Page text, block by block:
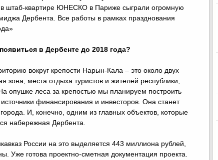
в штаб-квартире ЮНЕСКО в Париже сыграли огромную
Дербента. Все работы в рамках празднования
в Дербенте до 2018 года?
вокруг крепости Нарын-Кала – это около двух
зона, места отдыха туристов и жителей республики,
опушке леса за крепостью мы планируем построить
финансирования и инвесторов. Она станет
И, конечно, одним из главных объектов, которые
набережная Дербента.
России на это выделяется 443 миллиона рублей,
Уже готова проектно-сметная документация проекта.